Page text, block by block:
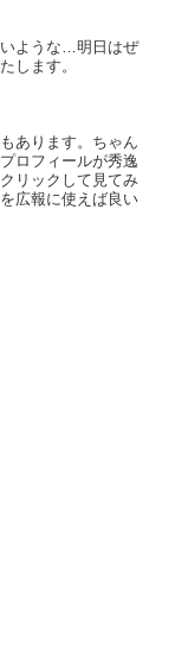
ような…明日はぜ
します。
あります。ちゃん
ロフィールが秀逸
リックして見てみ
広報に使えば良い